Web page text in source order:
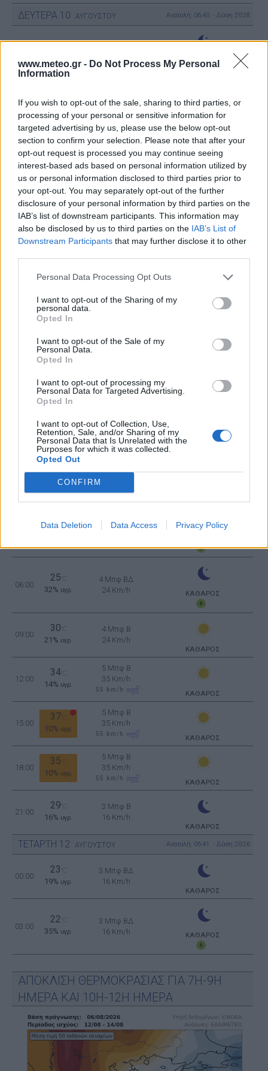
www.meteo.gr - Do Not Process My Personal
Information
If you wish to opt-out of the sale, sharing to third parties, or
processing of your personal or sensitive information for
targeted advertising by us, please use the below opt-out
section to confirm your selection. Please note that after your
opt-out request is processed you may continue seeing
interest-based ads based on personal information utilized by
us or personal information disclosed to third parties prior to
your opt-out. You may separately opt-out of the further
disclosure of your personal information by third parties on the
IAB’s list of downstream participants. This information may
also be disclosed by us to third parties on the IAB’s List of
Downstream Participants that may further disclose it to other
Personal Data Processing Opt Outs
I want to opt-out of the Sharing of my
personal data.
Opted In
I want to opt-out of the Sale of my
Personal Data.
Opted In
I want to opt-out of processing my
Personal Data for Targeted Advertising.
Opted In
I want to opt-out of Collection, Use,
Retention, Sale, and/or Sharing of my
Personal Data that Is Unrelated with the
Purposes for which it was collected.
Opted Out
CONFIRM
Data Deletion Data Access Privacy Policy
ΔΕΥΤΕΡΑ 10 ΑΥΓΟΥΣΤΟΥ Ανατολή: 06:40 - Δύση 20:28
16 Km/h
ΚΑΘΑΡΟΣ
03:00
26°C
48% υγρ.
3 Μπφ ΒΔ
16 Km/h
ΚΑΘΑΡΟΣ
06:00
26°C
45%υγρ.
3 Μπφ ΒΔ
16 Km/h
ΚΑΘΑΡΟΣ
09:00
30 °C
38%υγρ.
4 Μπφ B
24 Km/h
ΚΑΘΑΡΟΣ
27%υγρ.
5 Μπφ B
55km/h
37°C
21%υγρ.
5 Μπφ B
35°C
25%υγρ.
31°C
31%
4 Μπφ B
ΤΡΙΤΗ11 ΑΥΓΟΥΣΤΟΥ Ανατολή: 06:40 - Δύση 20:27
00:00
34%υγρ.
25 °C
3 Μπφ ΒΔ
06:00
25
32% υγρ.
4 Μπφ ΒΔ
24 Km/h
ΚΑΘΑΡΟΣ
09:00
30
21% υγρ.
4 Μπφ B
24 Km/h
ΚΑΘΑΡΟΣ
12:00
34°C
14% υγρ.
5 Μπφ B
35 Km/h
55 km/h ΚΑΘΑΡΟΣ
15:00
37
10% υγρ.
5 Μπφ B
35 Km/h
55 km/h ΚΑΘΑΡΟΣ
18:00
35
10% υγρ.
5 Μπφ B
35 Km/h
55 km/h ΚΑΘΑΡΟΣ
21:00
29
16% υγρ.
3 Μπφ B
16 Km/h
ΚΑΘΑΡΟΣ
ΤΕΤΑΡΤΗ 12 ΑΥΓΟΥΣΤΟΥ Ανατολή: 06:41 - Δύση 20:26
00:00
23
19% υγρ.
3 Μπφ ΒΔ
16 Km/h
ΚΑΘΑΡΟΣ
03:00
22
35% υγρ.
3 Μπφ ΒΔ
16 Km/h
ΚΑΘΑΡΟΣ
ΑΠΟΚΛΙΣΗ ΘΕΡΜΟΚΡΑΣΙΑΣ ΓΙΑ 7Η-9Η
ΗΜΕΡΑ ΚΑΙ 10Η-12Η ΗΜΕΡΑ